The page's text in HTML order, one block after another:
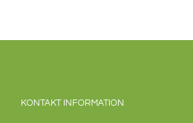
KONTAKT INFORMATION